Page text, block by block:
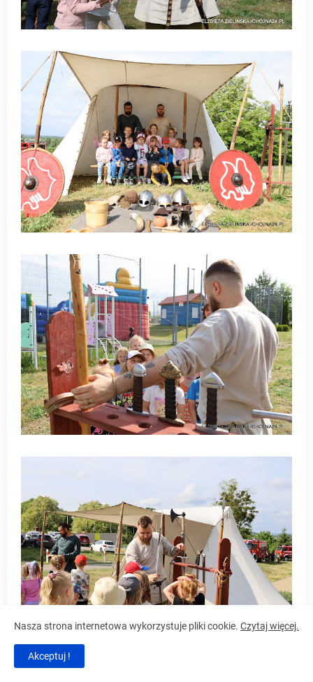
Nasza strona internetowa wykorzystuje pliki cookie. Czytaj więcej.
Akceptuj !